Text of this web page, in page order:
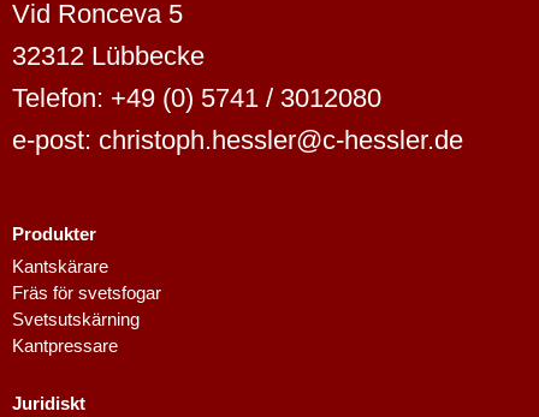
Vid Ronceva 5
32312 Lübbecke
Telefon: +49 (0) 5741 / 3012080
e-post: christoph.hessler@c-hessler.de
Produkter
Kantskärare
Fräs för svetsfogar
Svetsutskärning
Kantpressare
Juridiskt